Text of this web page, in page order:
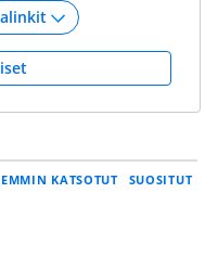
KATSOTUT SUOSITUT